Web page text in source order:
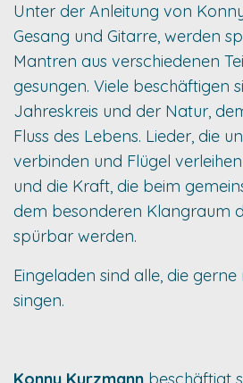
Unter der Anleitung von
Gesang und Gitarre, werden
Mantren aus verschiedenen
gesungen. Viele beschäftigen
Jahreskreis und der Natur,
Fluss des Lebens. Lieder, die
verbinden und Flügel
und die Kraft, die beim
dem besonderen Klangraum
spürbar werden.
Eingeladen sind alle, die
singen.